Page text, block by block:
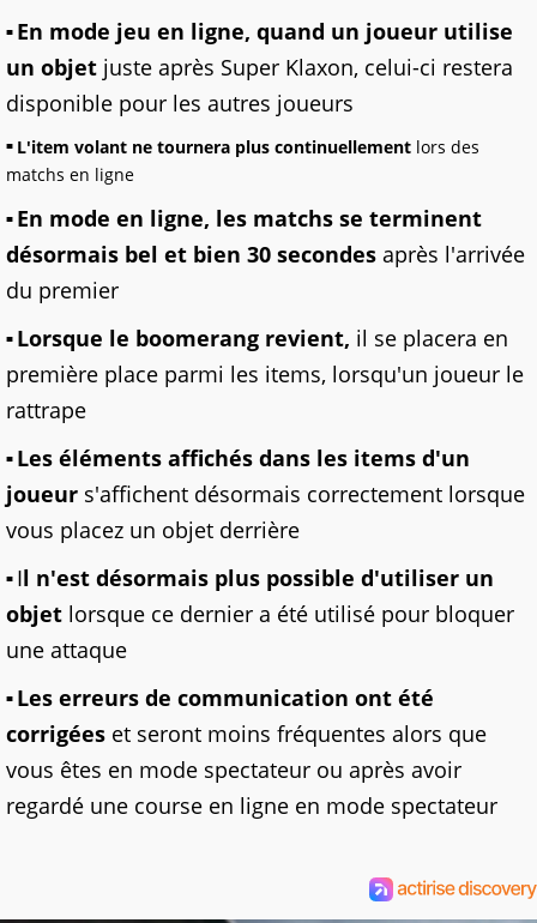
En mode jeu en ligne, quand un joueur utilise
un objet juste après Super Klaxon, celui-ci restera
disponible pour les autres joueurs
L'item volant ne tournera plus continuellement lors des
matchs en ligne
En mode en ligne, les matchs se terminent
désormais bel et bien 30 secondes après l'arrivée
du premier
Lorsque le boomerang revient, il se placera en
première place parmi les items, lorsqu'un joueur le
rattrape
Les éléments affichés dans les items d'un
joueur s'affichent désormais correctement lorsque
vous placez un objet derrière
Il n'est désormais plus possible d'utiliser un
objet lorsque ce dernier a été utilisé pour bloquer
une attaque
Les erreurs de communication ont été
corrigées et seront moins fréquentes alors que
vous êtes en mode spectateur ou après avoir
regardé une course en ligne en mode spectateur